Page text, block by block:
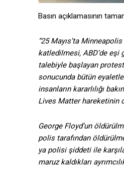
Basın açıklamasının
“25 Mayıs’ta
katledilmesi, ABD’de eşi
talebiyle başlayan
sonucunda bütün
insanların kararlılığı
Lives Matter hareketinin
George Floyd’un
polis tarafından
ya polisi şiddeti ile
maruz kaldıkları